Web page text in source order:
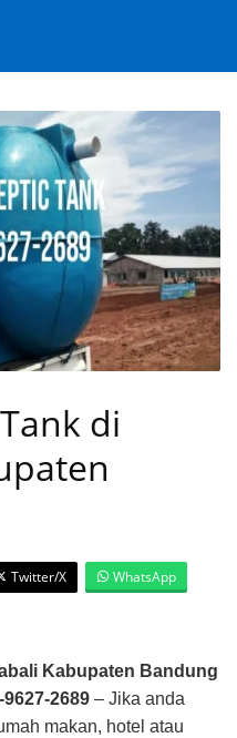
di
Twitter/X
WhatsApp
Kabupaten Bandung
9627-2689 – Jika anda
makan, hotel atau